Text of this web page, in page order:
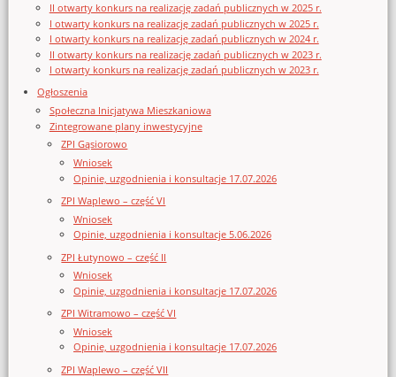
II otwarty konkurs na realizację zadań publicznych w 2025 r.
I otwarty konkurs na realizację zadań publicznych w 2025 r.
I otwarty konkurs na realizację zadań publicznych w 2024 r.
II otwarty konkurs na realizację zadań publicznych w 2023 r.
I otwarty konkurs na realizację zadań publicznych w 2023 r.
Ogłoszenia
Społeczna Inicjatywa Mieszkaniowa
Zintegrowane plany inwestycyjne
ZPI Gąsiorowo
Wniosek
Opinie, uzgodnienia i konsultacje 17.07.2026
ZPI Waplewo – część VI
Wniosek
Opinie, uzgodnienia i konsultacje 5.06.2026
ZPI Łutynowo – część II
Wniosek
Opinie, uzgodnienia i konsultacje 17.07.2026
ZPI Witramowo – część VI
Wniosek
Opinie, uzgodnienia i konsultacje 17.07.2026
ZPI Waplewo – część VII